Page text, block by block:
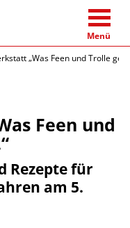
Menü
„Was Feen und Trolle
Feen und
Rezepte für
am 5.